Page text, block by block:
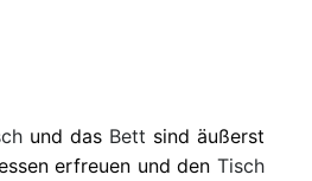
und das Bett sind äußerst
erfreuen und den Tisch